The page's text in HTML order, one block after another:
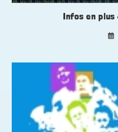
Infos en plus